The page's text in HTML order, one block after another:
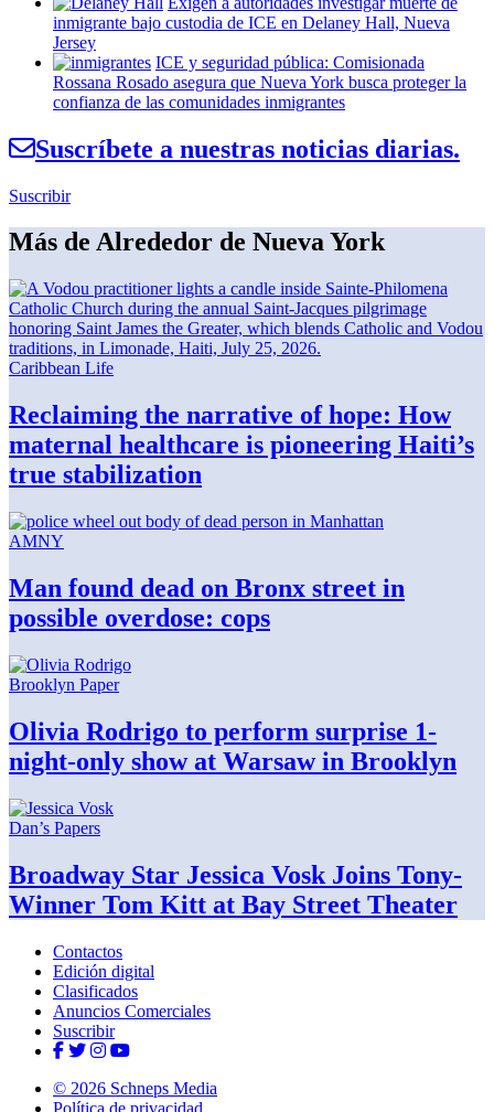
inmigrante bajo custodia de ICE en Delaney Hall, Nueva
Jersey
ICE y seguridad pública: Comisionada
Rossana Rosado asegura que Nueva York busca proteger la
confianza de las comunidades inmigrantes
Suscríbete a nuestras noticias diarias.
Suscribir
Más de Alrededor de Nueva York
Caribbean Life
Reclaiming the narrative of hope: How
maternal healthcare is pioneering Haiti’s
true stabilization
AMNY
Man found dead on Bronx street in
possible overdose: cops
Brooklyn Paper
Olivia Rodrigo to perform surprise 1-
night-only show at Warsawin Brooklyn
Dan’s Papers
Broadway Star Jessica Vosk Joins Tony-
Winner Tom Kitt at Bay Street Theater
Contactos
Edición digital
Clasificados
Anuncios Comerciales
Suscribir
© 2026 Schneps Media
Política de privacidad